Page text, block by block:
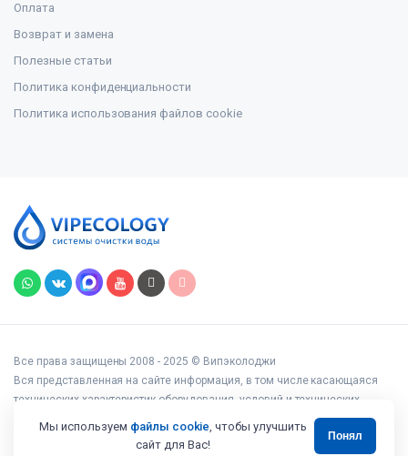
Оплата
Возврат и замена
Полезные статьи
Политика конфиденциальности
Политика использования файлов cookie
Все права защищены 2008 - 2025 © Випэколоджи
Вся представленная на сайте информация, в том числе касающаяся
технических характеристик оборудования, условий и технических
возможностей подключения, наличия на складе, стоимости товаров и
услуг, носит информационный характер и ни при каких условиях не
Мы используем файлы cookie, чтобы улучшить
сайт для Вас!
Понял